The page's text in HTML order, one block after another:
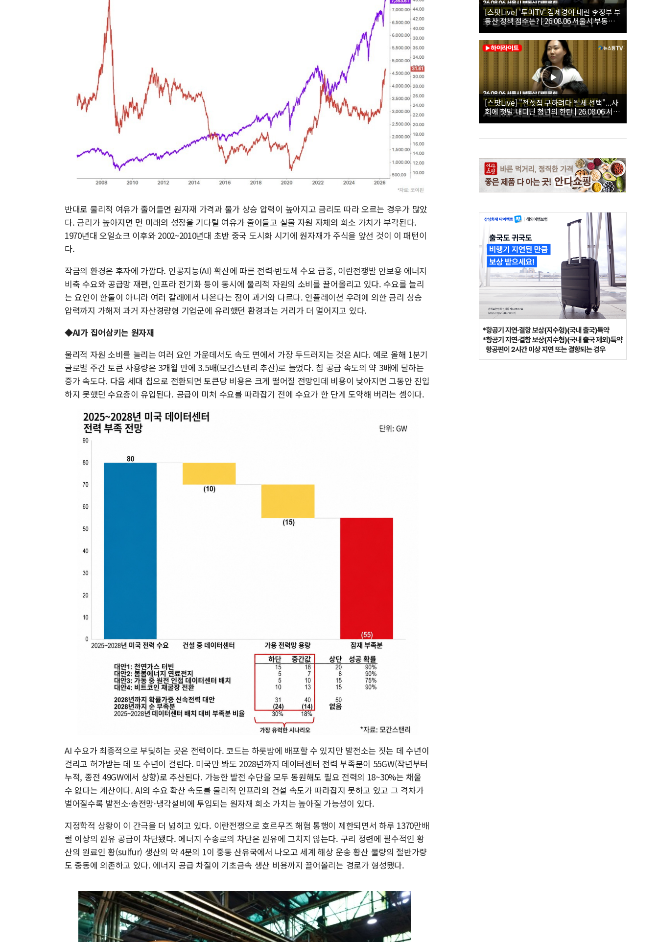
반대로 물리적 여유가 줄어들면 원자재 가격과 물가 상승 압력이 높아지고 금리도 따라 오르는 경우가 많았
다. 금리가 높아지면 먼 미래의 성장을 기다릴 여유가 줄어들고 실물 자원 자체의 희소 가치가 부각된다.
1970년대 오일쇼크 이후와 2002~2010년대 초반 중국 도시화 시기에 원자재가 주식을 앞선 것이 이 패턴이
다.
작금의 환경은 후자에 가깝다. 인공지능(AI) 확산에 따른 전력·반도체 수요 급증, 이란전쟁발 안보용 에너지
비축 수요와 공급망 재편, 인프라 전기화 등이 동시에 물리적 자원의 소비를 끌어올리고 있다. 수요를 늘리
는 요인이 한둘이 아니라 여러 갈래에서 나온다는 점이 과거와 다르다. 인플레이션 우려에 의한 금리 상승
압력까지 가해져 과거 자산경량형 기업군에 유리했던 환경과는 거리가 더 멀어지고 있다.
◆AI가 집어삼키는 원자재
물리적 자원 소비를 늘리는 여러 요인 가운데서도 속도 면에서 가장 두드러지는 것은 AI다. 예로 올해 1분기
글로벌 주간 토큰 사용량은 3개월 만에 3.5배(모간스탠리 추산)로 늘었다. 칩 공급 속도의 약 3배에 달하는
증가 속도다. 다음 세대 칩으로 전환되면 토큰당 비용은 크게 떨어질 전망인데 비용이 낮아지면 그동안 진입
하지 못했던 수요층이 유입된다. 공급이 미처 수요를 따라잡기 전에 수요가 한 단계 도약해 버리는 셈이다.
AI 수요가 최종적으로 부딪히는 곳은 전력이다. 코드는 하룻밤에 배포할 수 있지만 발전소는 짓는 데 수년이
걸리고 허가받는 데 또 수년이 걸린다. 미국만 봐도 2028년까지 데이터센터 전력 부족분이 55GW(작년부터
누적, 종전 49GW에서 상향)로 추산된다. 가능한 발전 수단을 모두 동원해도 필요 전력의 18~30%는 채울
수 없다는 계산이다. AI의 수요 확산 속도를 물리적 인프라의 건설 속도가 따라잡지 못하고 있고 그 격차가
벌어질수록 발전소·송전망·냉각설비에 투입되는 원자재 희소 가치는 높아질 가능성이 있다.
지정학적 상황이 이 간극을 더 넓히고 있다. 이란전쟁으로 호르무즈 해협 통행이 제한되면서 하루 1370만배
럴 이상의 원유 공급이 차단됐다. 에너지 수송로의 차단은 원유에 그치지 않는다. 구리 정련에 필수적인 황
산의 원료인 황(sulfur) 생산의 약 4분의 1이 중동 산유국에서 나오고 세계 해상 운송 황산 물량의 절반가량
도 중동에 의존하고 있다. 에너지 공급 차질이 기초금속 생산 비용까지 끌어올리는 경로가 형성됐다.
[스팟Live] '투미TV' 김제경이 내린 李정부 부
동산 정책 점수는? | 26.08.06 서울시 부동산
대토론회
[스팟Live] "전셋집 구하려다 월세 선택"...사
회에 첫발 내디딘 청년의 한탄 | 26.08.06 서울
시 부동산 대토론회